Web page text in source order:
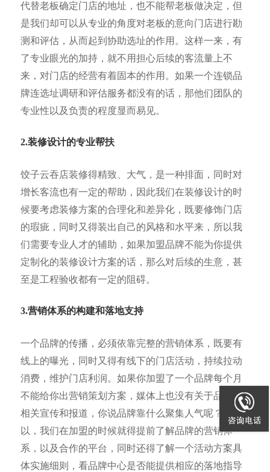
代替老板确定门店的地址，也不能帮老板做决定，但
是我们却可以从专业的角度对老板的意向门店进行勘
测和评估，从而起到协助选址的作用。这样一来，有
了专业眼光的加持，就不用担心后续的客流量上不
来，对门店的经营有着固本的作用。如果一个连锁品
牌连选址调研和评估服务都没有的话，那他们团队的
专业性以及负责的程度显而易见。
2.装修设计的专业帮扶
饺子云吞店装修得精致、大气，是一种排面，同时对
增长客流也有一定的帮助，因此我们在装修设计的时
候要考虑装修方案的合理化和差异化，既要修饰门店
的瑕疵，同时又得装出自己的风格和水平来，所以我
们需要专业人才的辅助，如果加盟品牌不能为你提供
定制化的装修设计方案的话，那么对后续的生意，甚
至是工程验收都有一定的阻碍。
3.营销体系的构建和落地支持
一个品牌的传播，必须依靠完整的营销体系，既要有
线上的曝光，同时又得有线下的门店活动，持续拉动
消费，维护门店利润。如果你加盟了一个品牌每个月
不能给你出营销策划方案，媒体上也没有关于品牌的
相关宣传和报道，你说品牌靠什么聚集人气呢？所
以，我们在加盟的时候就得提前了解品牌的营销体
系，以及合作的平台，同时还得了解一个活动方案具
体实施细则，看品牌中心是否能提供相应的落地指导